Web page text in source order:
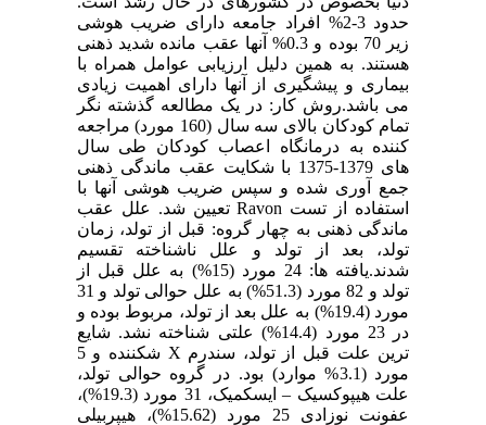
حدود 3-2% افراد جامعه دارای ضریب هوشی
زیر 70 بوده و 0.3% آنها عقب مانده شدید ذهنی
هستند. به همین دلیل ارزیابی عوامل همراه با
بیماری و پیشگیری از آنها دارای اهمیت زیادی
می باشد.روش کار: در یک مطالعه گذشته نگر
تمام کودکان بالای سه سال (160 مورد) مراجعه
کننده به درمانگاه اعصاب کودکان طی سال
های 1379-1375 با شکایت عقب ماندگی ذهنی
جمع آوری شده و سپس ضریب هوشی آنها با
استفاده از تست Ravon تعیین شد. علل عقب
ماندگی ذهنی به چهار گروه: قبل از تولد، زمان
تولد، بعد از تولد و علل ناشناخته تقسیم
شدند.یافته ها: 24 مورد (15%) به علل قبل از
تولد و 82 مورد (51.3%) به علل حوالی تولد و 31
مورد (19.4%) به علل بعد از تولد، مربوط بوده و
در 23 مورد (14.4%) علتی شناخته نشد. شایع
ترین علت قبل از تولد، سندرم X شکننده و 5
مورد (3.1% موارد) بود. در گروه حوالی تولد،
علت هیپوکسیک – ایسکمیک، 31 مورد (19.3%)،
عفونت نوزادی 25 مورد (15.62%)، هیپربیلی